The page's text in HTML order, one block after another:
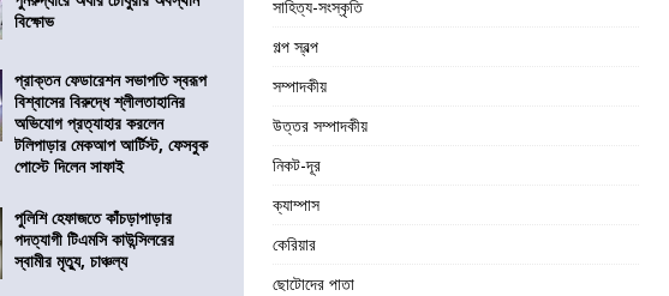
বিক্ষোভ
প্রাক্তন ফেডারেশন সভাপতি স্বরূপ
বিশ্বাসের বিরুদ্ধে শ্লীলতাহানির
অভিযোগ প্রত্যাহার করলেন
টলিপাড়ার মেকআপ আর্টিস্ট, ফেসবুক
পোস্টে দিলেন সাফাই
পুলিশি হেফাজতে কাঁচড়াপাড়ার
পদত্যাগী টিএমসি কাউন্সিলরের
স্বামীর মৃত্যু, চাঞ্চল্য
সাহিত্য-সংস্কৃতি
গল্প স্বল্প
সম্পাদকীয়
উত্তর সম্পাদকীয়
নিকট-দূর
ক্যাম্পাস
কেরিয়ার
ছোটোদের পাতা